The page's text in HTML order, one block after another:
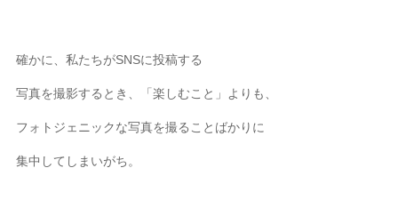
確かに、私たちがSNSに投稿する
写真を撮影するとき、「楽しむこと」よりも、
フォトジェニックな写真を撮ることばかりに
集中してしまいがち。